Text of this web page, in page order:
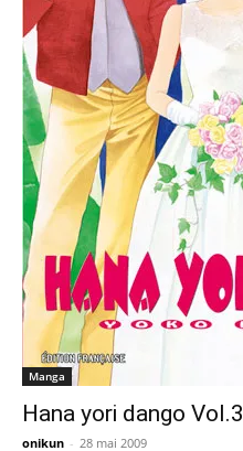
Manga
Hana yori dango
onikun - 28 mai 2009